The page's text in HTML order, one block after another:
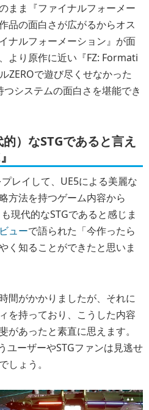
まま『ファイナルフォーメー
品の面白さが広がるからオス
ナルフォーメーション』が面
より原作に近い『FZ: Formati
ZEROで遊び尽くせなかった
つシステムの面白さを堪能でき
）なSTGであると言え
レイして、UE5による美麗な
方法を持つゲーム内容から
現代的なSTGであると感じま
ューで語られた「今作ったら
く知ることができたと思いま
間がかかりましたが、それに
を持っており、こうした内容
があったと素直に思えます。
ユーザーやSTGファンは見逃せ
しょう。